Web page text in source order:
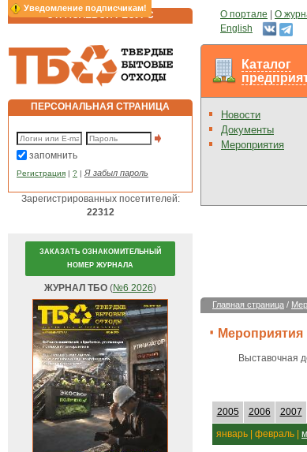
Уведомление подписчикам!
ОТРАСЛЕВОЙ РЕСУРС О портале О
English
ПЕРСОНАЛЬНАЯ СТРАНИЦА
запомнить
Регистрация | ? | Я забыл пароль
Зарегистрированных посетителей:
22312
ЗАКАЗАТЬ ОЗНАКОМИТЕЛЬНЫЙ
НОМЕР ЖУРНАЛА
ЖУРНАЛ ТБО (№6 2026)
Каталог
Новости
Документы
Мероприятия
Главная страница /
Мероприятия
Выставочная
2005 2006 2007
январь | февраль |